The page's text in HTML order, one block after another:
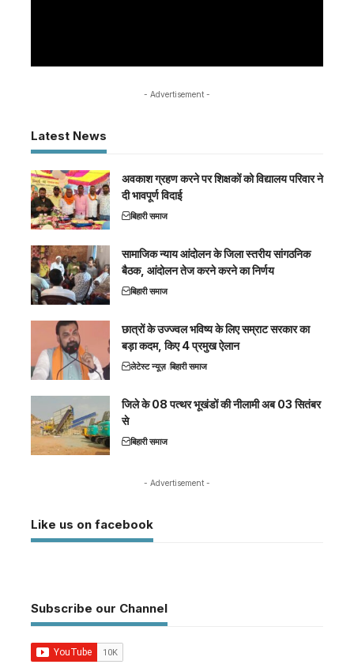
- Advertisement -
Latest News
अवकाश ग्रहण करने पर शिक्षकों को विद्यालय परिवार ने
दी भावपूर्ण विदाई
बिहारी समाज
सामाजिक न्याय आंदोलन के जिला स्तरीय सांगठनिक
बैठक, आंदोलन तेज करने करने का निर्णय
बिहारी समाज
छात्रों के उज्ज्वल भविष्य के लिए सम्राट सरकार का
बड़ा कदम, किए 4 प्रमुख ऐलान
लेटेस्ट न्यूज़ बिहारी समाज
जिले के 08 पत्थर भूखंडों की नीलामी अब 03 सितंबर
से
बिहारी समाज
- Advertisement -
Like us on facebook
Subscribe our Channel